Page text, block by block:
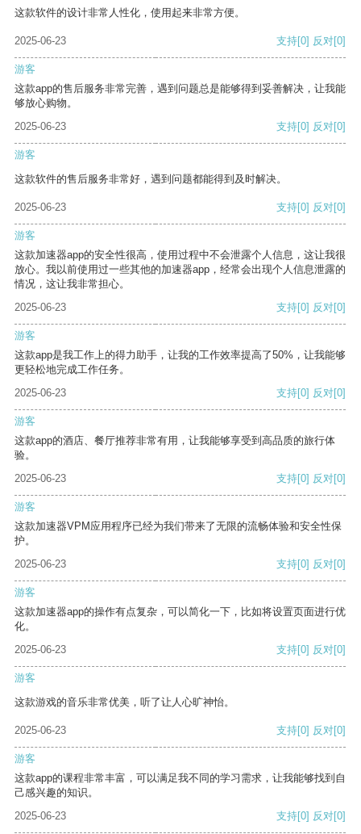
这款软件的设计非常人性化，使用起来非常方便。
2025-06-23 支持[0] 反对[0]
游客
这款app的售后服务非常完善，遇到问题总是能够得到妥善解决，让我能
够放心购物。
2025-06-23
支持[0] 反对[0]
游客
这款软件的售后服务非常好，遇到问题都能得到及时解决。
2025-06-23 支持[0] 反对[0]
游客
这款加速器app的安全性很高，使用过程中不会泄露个人信息，这让我很
放心。我以前使用过一些其他的加速器app，经常会出现个人信息泄露的
情况，这让我非常担心。
2025-06-23
支持[0] 反对[0]
游客
这款app是我工作上的得力助手，让我的工作效率提高了50%，让我能够
更轻松地完成工作任务。
2025-06-23
支持[0] 反对[0]
游客
这款app的酒店、餐厅推荐非常有用，让我能够享受到高品质的旅行体
验。
2025-06-23
支持[0] 反对[0]
游客
这款加速器VPM应用程序已经为我们带来了无限的流畅体验和安全性保
护。
2025-06-23
支持[0] 反对[0]
游客
这款加速器app的操作有点复杂，可以简化一下，比如将设置页面进行优
化。
2025-06-23
支持[0] 反对[0]
游客
这款游戏的音乐非常优美，听了让人心旷神怡。
2025-06-23 支持[0] 反对[0]
游客
这款app的课程非常丰富，可以满足我不同的学习需求，让我能够找到自
己感兴趣的知识。
2025-06-23
支持[0] 反对[0]